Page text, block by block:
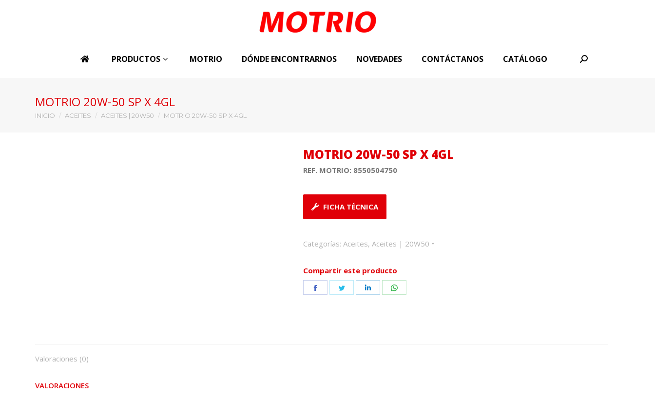
PRODUCTOS MOTRIO DÓNDE ENCONTRARNOS NOVEDADES CONTÁCTANOS CATÁLOGO Buscar:
MOTRIO 20W-50 SP X 4GL
Estás aquí:
INICIO ACEITES ACEITES | 20W50 MOTRIO 20W-50 SP X 4GL
MOTRIO 20W-50 SP X 4GL
REF. MOTRIO: 8550504750
FICHA TÉCNICA
Categorías: Aceites, Aceites | 20W50
Compartir este producto
Share
Share
Share
Valoraciones (0)
VALORACIONES